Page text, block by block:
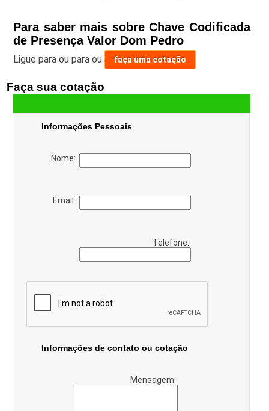
Para saber mais sobre Chave Codificada
de Presença Valor Dom Pedro
Ligue para ou para ou faça uma cotação
Faça sua cotação
Informações Pessoais
Nome:
Email:
Telefone:
Informações de contato ou cotação
Mensagem: